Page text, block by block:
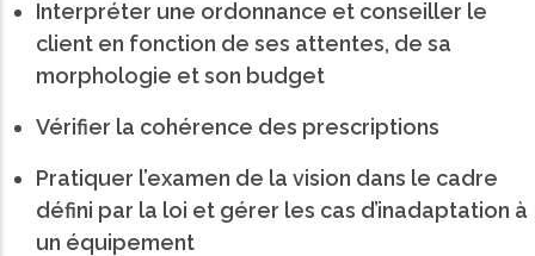
Interpréter une ordonnance et conseiller le
client en fonction de ses attentes, de sa
morphologie et son budget
Vérifier la cohérence des prescriptions
Pratiquer l’examen de la vision dans le cadre
défini par la loi et gérer les cas d’inadaptation à
un équipement